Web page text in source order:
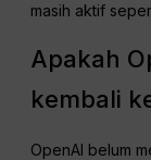
masih aktif
Apakah
kembali
OpenAI belum